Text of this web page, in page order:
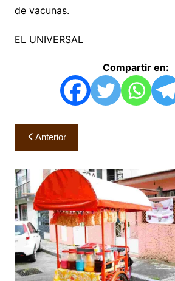
de vacunas.
EL UNIVERSAL
Compartir en:
Navegación
de
entradas
Anterior